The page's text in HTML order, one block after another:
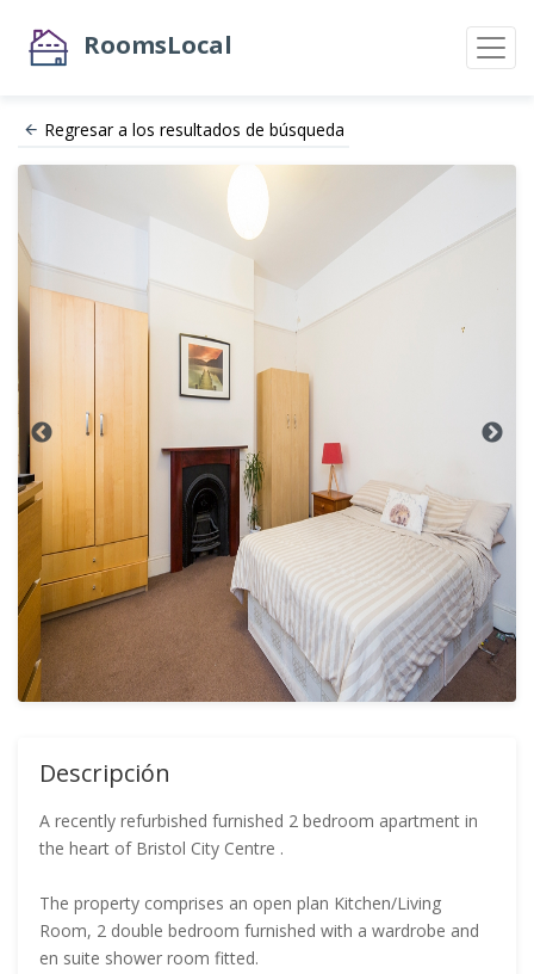
RoomsLocal
Regresar a los resultados de búsqueda
Descripción
A recently refurbished furnished 2 bedroom apartment in
the heart of Bristol City Centre .
The property comprises an open plan Kitchen/Living
Room, 2 double bedroom furnished with a wardrobe and
en suite shower room fitted.